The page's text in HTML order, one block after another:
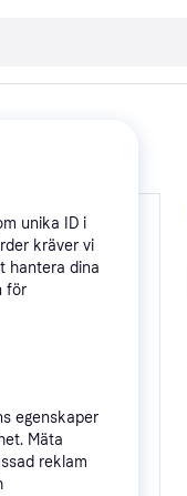
unika ID i
kräver vi
hantera dina
för
egenskaper
Mäta
reklam